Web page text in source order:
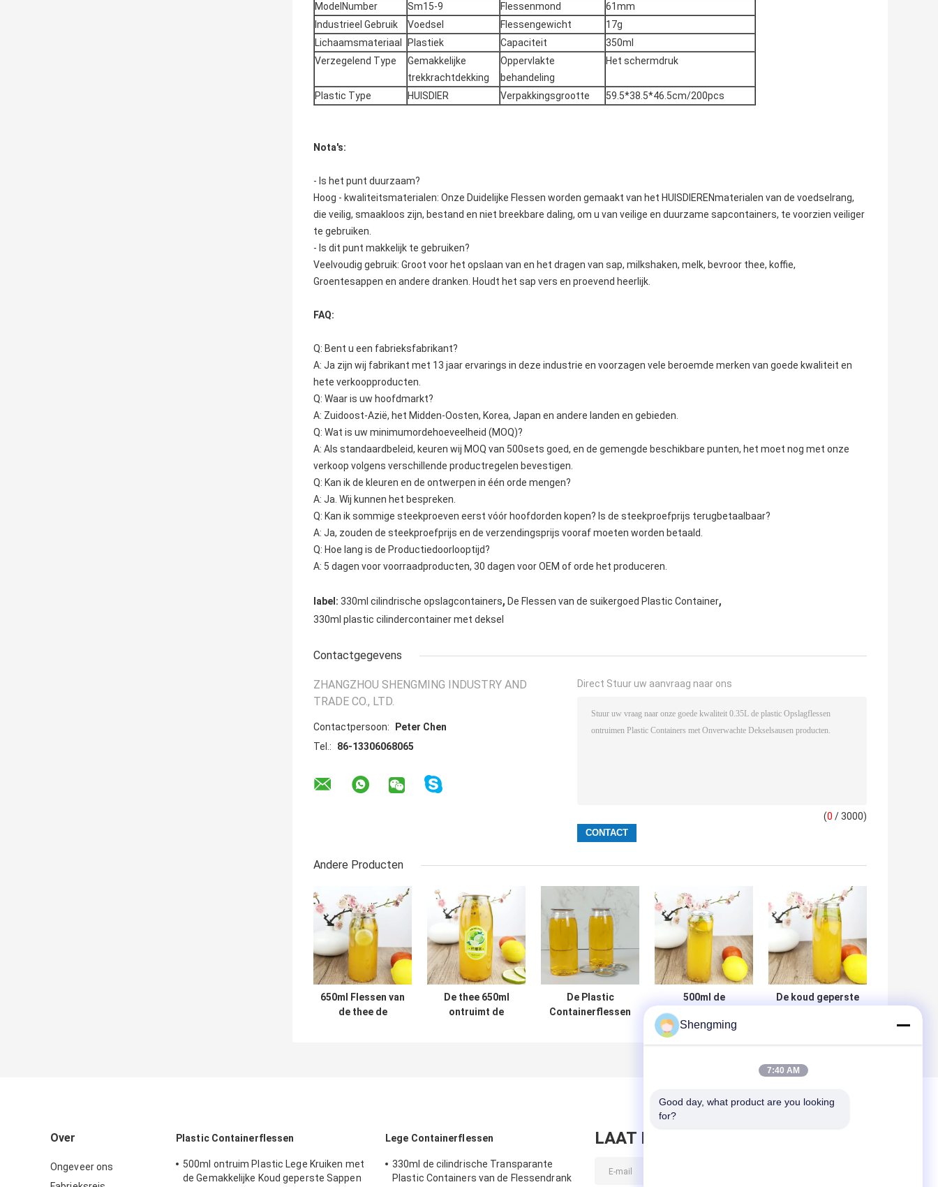
ModelNumber Sm15-9 Flessenmond
61mm
Industrieel Gebruik
Voedsel Flessengewicht
17g
Lichaamsmateriaal
Plastiek Capaciteit
350ml
Verzegelend Type
Gemakkelijke
trekkrachtdekking
Oppervlakte
behandeling
Het schermdruk
Plastic Type HUISDIER Verpakkingsgrootte 59.5*38.5*46.5cm/200pcs
Nota's:
- Is het punt duurzaam?
Hoog - kwaliteitsmaterialen: Onze Duidelijke Flessen worden gemaakt van het HUISDIERENmaterialen van de voedselrang,
die veilig, smaakloos zijn, bestand en niet breekbare daling, om u van veilige en duurzame sapcontainers, te voorzien veiliger
te gebruiken.
- Is dit punt makkelijk te gebruiken?
Veelvoudig gebruik: Groot voor het opslaan van en het dragen van sap, milkshaken, melk, bevroor thee, koffie,
Groentesappen en andere dranken. Houdt het sap vers en proevend heerlijk.
FAQ:
Q: Bent u een fabrieksfabrikant?
A: Ja zijn wij fabrikant met 13 jaar ervarings in deze industrie en voorzagen vele beroemde merken van goede kwaliteit en
hete verkoopproducten.
Q: Waar is uw hoofdmarkt?
A: Zuidoost-Azië, het Midden-Oosten, Korea, Japan en andere landen en gebieden.
Q: Wat is uw minimumordehoeveelheid (MOQ)?
A: Als standaardbeleid, keuren wij MOQ van 500sets goed, en de gemengde beschikbare punten, het moet nog met onze
verkoop volgens verschillende productregelen bevestigen.
Q: Kan ik de kleuren en de ontwerpen in één orde mengen?
A: Ja. Wij kunnen het bespreken.
Q: Kan ik sommige steekproeven eerst vóór hoofdorden kopen? Is de steekproefprijs terugbetaalbaar?
A: Ja, zouden de steekproefprijs en de verzendingsprijs vooraf moeten worden betaald.
Q: Hoe lang is de Productiedoorlooptijd?
A: 5 dagen voor voorraadproducten, 30 dagen voor OEM of orde het produceren.
label: 330ml cilindrische opslagcontainers, De Flessen van de suikergoed Plastic Container,
330ml plastic cilindercontainer met deksel
Contactgegevens
ZHANGZHOU SHENGMING INDUSTRY AND
TRADE CO., LTD.
Contactpersoon:
Peter Chen
Tel.:
86-13306068065
Direct Stuur uw aanvraag naar ons
(0 / 3000)
Andere Producten
650ml Flessen van
de thee de
De thee 650ml
ontruimt de
De Plastic
Containerflessen
500ml de
Vierkante Plastic
Flessen van de
voedselrang voor
De koud geperste
Over
Ongeveer ons
Plastic Containerflessen
500ml ontruim Plastic Lege Kruiken met
de Gemakkelijke Koud geperste Sappen
Lege Containerflessen
330ml de cilindrische Transparante
Plastic Containers van de Flessendrank
LAAT BERICHT ACHTER
Shengming
7:40 AM
Good day, what product are you looking
for?